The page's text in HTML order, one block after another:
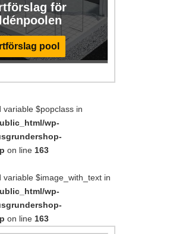
för
pool
variable $popclass in
wp-
on line 163
variable $image_with_text in
wp-
on line 163